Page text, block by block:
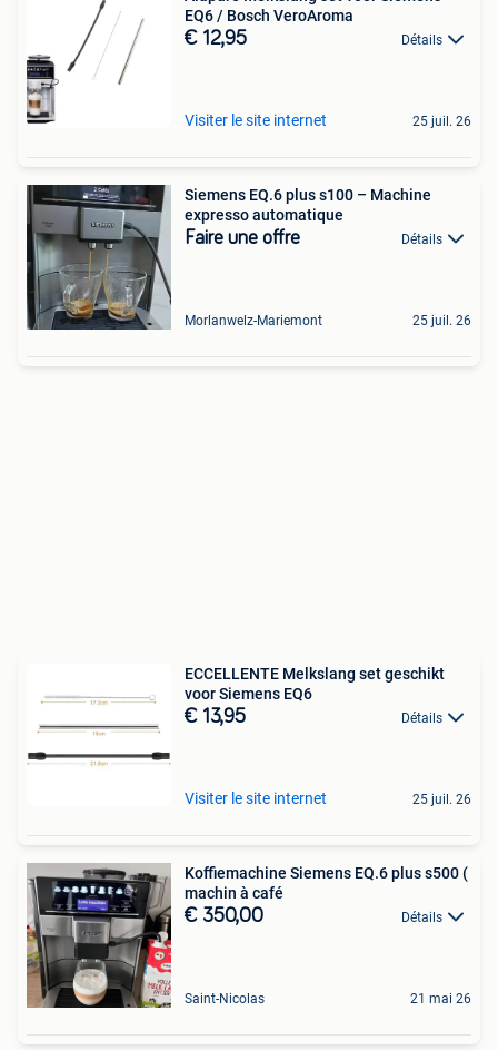
EQ6 / Bosch VeroAroma
€ 12,95 Détails
Visiter le site internet 25 juil. 26
Siemens EQ.6 plus s100 – Machine
expresso automatique
Faire une offre Détails
Morlanwelz-Mariemont 25 juil. 26
ECCELLENTE Melkslang set geschikt
voor Siemens EQ6
€ 13,95 Détails
Visiter le site internet 25 juil. 26
Koffiemachine Siemens EQ.6 plus s500 (
machin à café
€ 350,00 Détails
Saint-Nicolas 21 mai 26